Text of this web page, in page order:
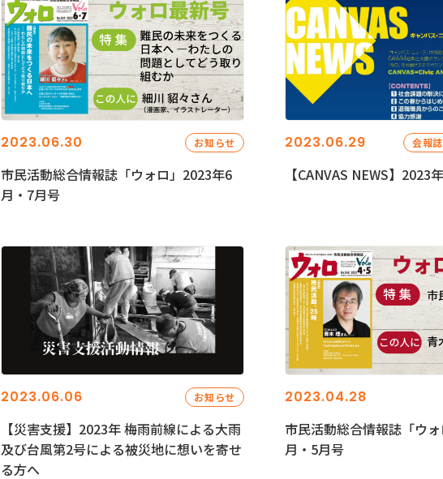
2023.06.30 お知らせ
市民活動総合情報誌「ウォロ」2023年6
月・7月号
2023.06.29 会報
【CANVAS NEWS】2023
2023.06.06 お知らせ
【災害支援】2023年 梅雨前線による大雨
及び台風第2号による被災地に想いを寄せ
る方へ
2023.04.28
市民活動総合情報誌「ウ
月・5月号